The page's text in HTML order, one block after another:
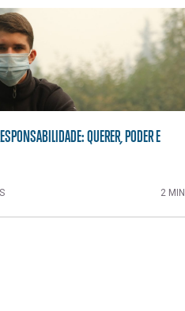
QUERER, PODER E
2 MIN